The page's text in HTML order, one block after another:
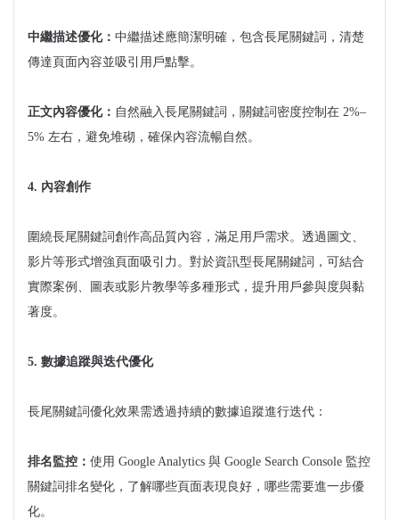
中繼描述優化： 中繼描述應簡潔明確，包含長尾關鍵詞，清楚
傳達頁面內容並吸引用戶點擊。
正文內容優化： 自然融入長尾關鍵詞，關鍵詞密度控制在 2%–
5% 左右，避免堆砌，確保內容流暢自然。
4. 內容創作
圍繞長尾關鍵詞創作高品質內容，滿足用戶需求。透過圖文、
影片等形式增強頁面吸引力。對於資訊型長尾關鍵詞，可結合
實際案例、圖表或影片教學等多種形式，提升用戶參與度與黏
著度。
5. 數據追蹤與迭代優化
長尾關鍵詞優化效果需透過持續的數據追蹤進行迭代：
排名監控： 使用 Google Analytics 與 Google Search Console 監控
關鍵詞排名變化，了解哪些頁面表現良好，哪些需要進一步優
化。